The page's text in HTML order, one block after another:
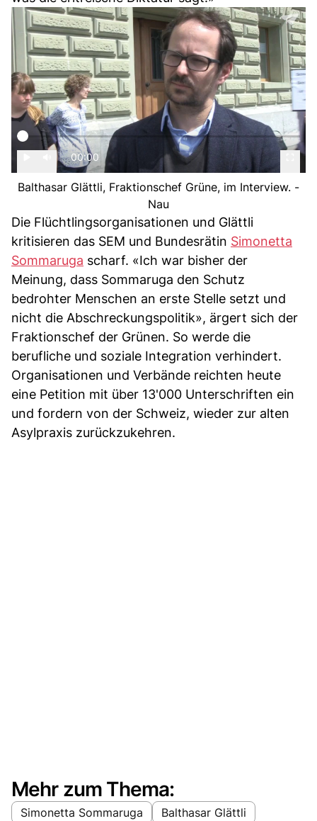
00:00
Balthasar Glättli, Fraktionschef Grüne, im Interview. -
Nau
Die Flüchtlingsorganisationen und Glättli
kritisieren das SEM und Bundesrätin Simonetta
Sommaruga scharf. «Ich war bisher der
Meinung, dass Sommaruga den Schutz
bedrohter Menschen an erste Stelle setzt und
nicht die Abschreckungspolitik», ärgert sich der
Fraktionschef der Grünen. So werde die
berufliche und soziale Integration verhindert.
Organisationen und Verbände reichten heute
eine Petition mit über 13'000 Unterschriften ein
und fordern von der Schweiz, wieder zur alten
Asylpraxis zurückzukehren.
Mehr zum Thema:
Simonetta Sommaruga
Balthasar Glättli